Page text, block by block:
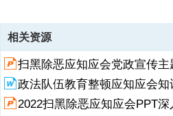
资源描述
1、关于开展扫黑除恶专项斗争的重要
力刑事案件等4个意见,PART-01,关于开
精神,明确法律政策界限依法严惩黑恶势
闻发布会召开，向社会公开发布最高人
部、司法部联合印发的,“在具体司法实
相关资源
扫黑除恶应知应会党政宣传
政法队伍教育整顿应知应会知
2022扫黑除恶应知应会PPT深入学习开展扫黑除恶专项斗